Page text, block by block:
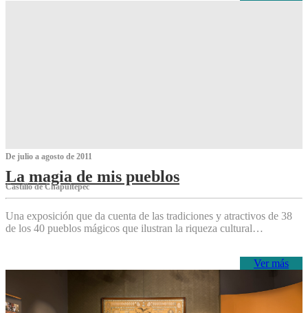
De julio a agosto de 2011
La magia de mis pueblos
Castillo de Chapultepec
Una exposición que da cuenta de las tradiciones y atractivos de 38
de los 40 pueblos mágicos que ilustran la riqueza cultural…
Ver más